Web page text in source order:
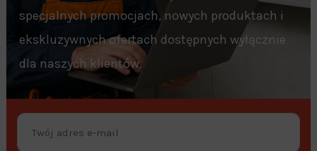
specjalnych promocjach, nowych produktach i
ekskluzywnych ofertach dostępnych wyłącznie
dla naszych klientów.